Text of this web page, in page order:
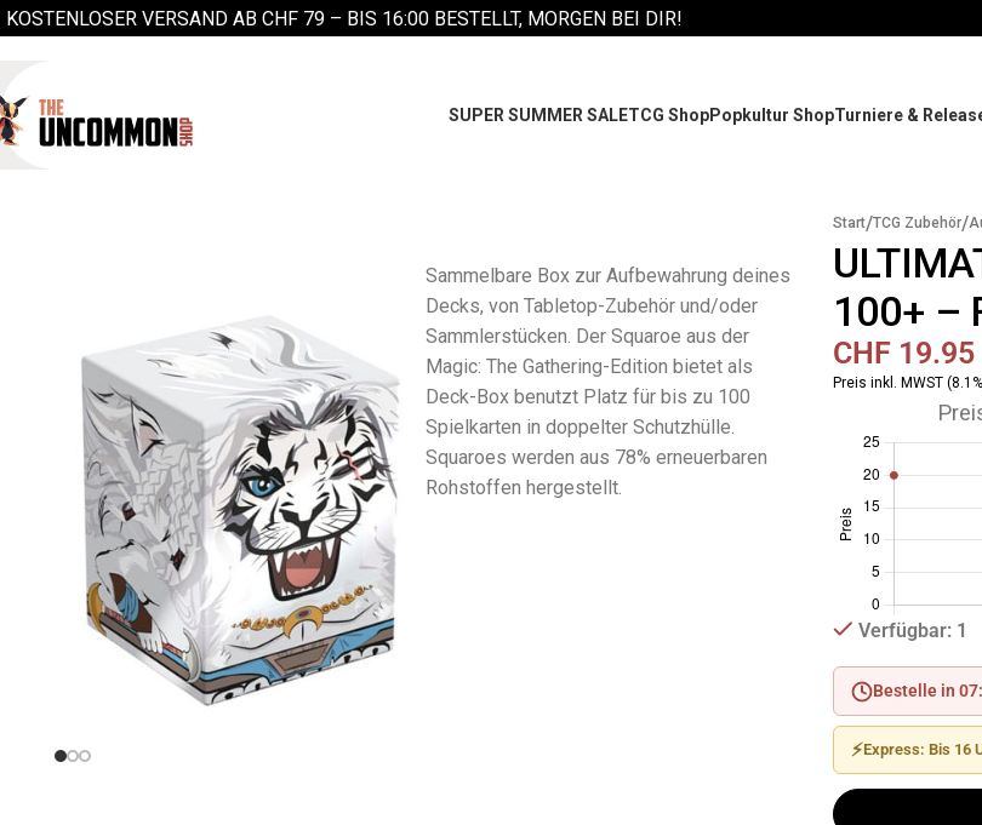
KOSTENLOSER VERSAND AB CHF 79 – BIS 16:00 BESTELLT, MORGEN BEI DIR!
SUPER SUMMER SALETCG ShopPopkultur ShopTurniere &
Sammelbare Box zur Aufbewahrung deines
Decks, von Tabletop-Zubehör und/oder
Sammlerstücken. Der Squaroe aus der
Magic: The Gathering-Edition bietet als
Deck-Box benutzt Platz für bis zu 100
Spielkarten in doppelter Schutzhülle.
Squaroes werden aus 78% erneuerbaren
Rohstoffen hergestellt.
Start/TCG Zubehör/
100+ –
CHF 19.95
Preis inkl. MWST
Verfügbar: 1
Bestelle in
⚡Express: Bis 16